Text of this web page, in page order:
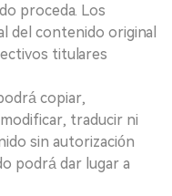
proceda. Los
del contenido original
titulares
copiar,
traducir ni
sin autorización
podrá dar lugar a